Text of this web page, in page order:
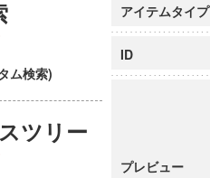
ム検索)
ツリー
アイテムタイプ
ID
プレビュー